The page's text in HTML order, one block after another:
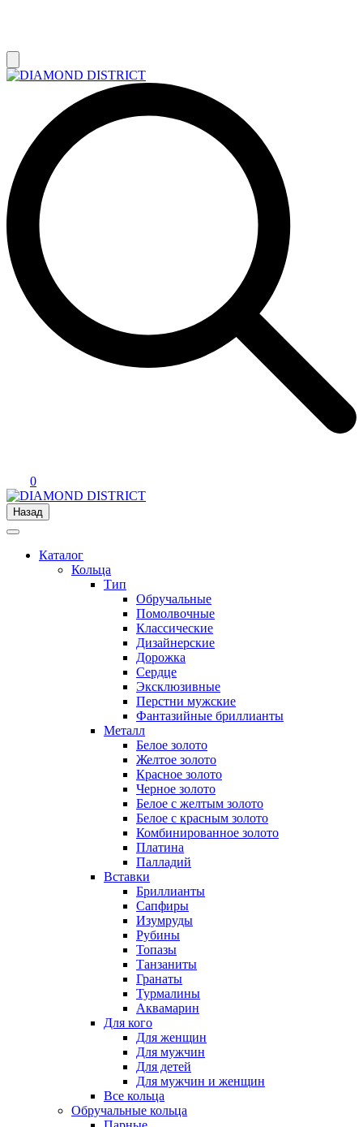
0
Назад
Каталог
Кольца
Тип
Обручальные
Помолвочные
Классические
Дизайнерские
Дорожка
Сердце
Эксклюзивные
Перстни мужские
Фантазийные бриллианты
Металл
Белое золото
Желтое золото
Красное золото
Черное золото
Белое с желтым золото
Белое с красным золото
Комбинированное золото
Платина
Палладий
Вставки
Бриллианты
Сапфиры
Изумруды
Рубины
Топазы
Танзаниты
Гранаты
Турмалины
Аквамарин
Для кого
Для женщин
Для мужчин
Для детей
Для мужчин и женщин
Все кольца
Обручальные кольца